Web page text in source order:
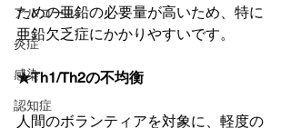
アルコール
炎症
感染
認知症
ための亜鉛の必要量が高いため、特に
亜鉛欠乏症にかかりやすいです。
★Th1/Th2の不均衡
人間のボランティアを対象に、軽度の